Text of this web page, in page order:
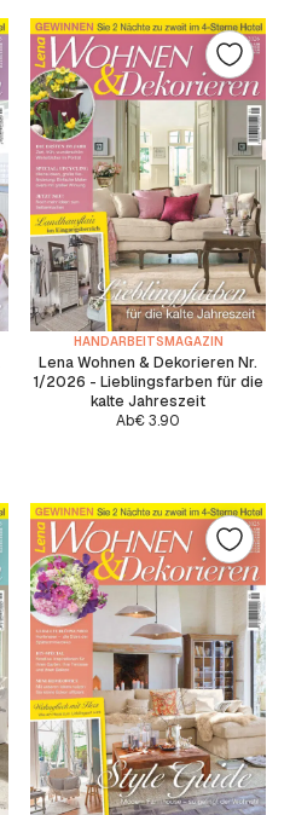
HANDARBEITSMAGAZIN
Lena Wohnen & Dekorieren Nr.
1/2026 - Lieblingsfarben für die
kalte Jahreszeit
Ab€3.90